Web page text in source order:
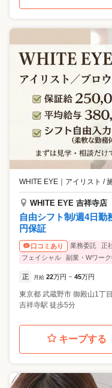
WHITE EYE ｜ アイリスト /
WHITE EYE 吉祥寺店
自由シフト制/週4日勤
円保証
口コミあり 業務委託 正
フェイシャル
副業・Wワー
正 月給 22万円 ~ 45万円
東京都 武蔵野市 御殿山1丁
吉祥寺駅 徒歩5分
キープする